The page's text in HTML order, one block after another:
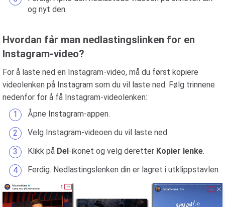
og nyt den.
Hvordan får man nedlastingslinken for en
Instagram-video?
For å laste ned en Instagram-video, må du først kopiere
videolenken på Instagram som du vil laste ned. Følg trinnene
nedenfor for å få Instagram-videolenken:
Åpne Instagram-appen.
Velg Instagram-videoen du vil laste ned.
Klikk på Del-ikonet og velg deretter Kopier lenke.
Ferdig. Nedlastingslenken din er lagret i utklippstavlen.